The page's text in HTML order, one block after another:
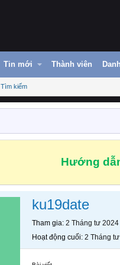
Tin mới Thành viên
Tìm kiếm
Hướng
ku19date
Tham gia 2 Tháng tư 2024
Hoạt động cuối 2 Tháng